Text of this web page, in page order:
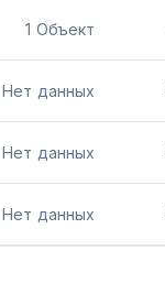
1 Объект
Нет данных
Нет данных
Нет данных